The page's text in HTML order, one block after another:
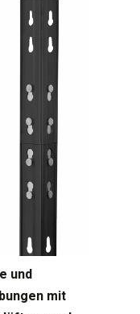
und
mit